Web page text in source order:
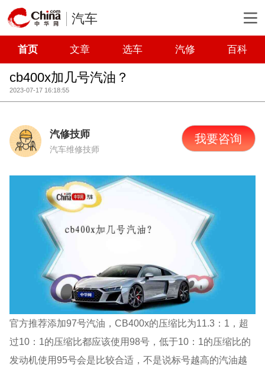
汽车
首页 文章 选车 汽修 百科
cb400x加几号汽油？
2023-07-17 16:18:55
汽修技师
汽车维修技师
我要咨询
官方推荐添加97号汽油，CB400x的压缩比为11.3：1，超
过10：1的压缩比都应该使用98号，低于10：1的压缩比的
发动机使用95号会是比较合适，不是说标号越高的汽油越